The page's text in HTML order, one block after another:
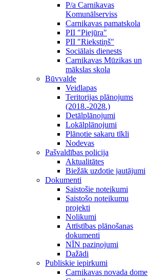
P/a Carnikavas
Komunālserviss
Carnikavas pamatskola
PII "Piejūra"
PII "Riekstiņš"
Sociālais dienests
Carnikavas Mūzikas un
mākslas skola
Būvvalde
Veidlapas
Teritorijas plānojums
(2018.-2028.)
Detālplānojumi
Lokālplānojumi
Plānotie sakaru tīkli
Nodevas
Pašvaldības policija
Aktualitātes
Biežāk uzdotie jautājumi
Dokumenti
Saistošie noteikumi
Saistošo noteikumu
projekti
Nolikumi
Attīstības plānošanas
dokumenti
NĪN paziņojumi
Dažādi
Publiskie iepirkumi
Carnikavas novada dome